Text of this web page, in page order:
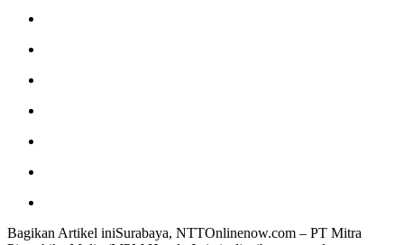
Bagikan Artikel iniSurabaya, NTTOnlinenow.com – PT Mitra